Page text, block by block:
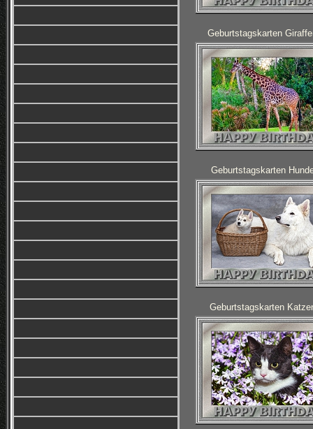
Geburtstagskarten
Geburtstagskarten
Geburtstagskarten